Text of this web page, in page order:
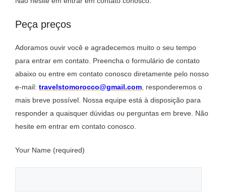
Peça preços
Adoramos ouvir você e agradecemos muito o seu tempo
para entrar em contato. Preencha o formulário de contato
abaixo ou entre em contato conosco diretamente pelo nosso
e-mail: travelstomorocco@gmail.com , responderemos o
mais breve possível. Nossa equipe está à disposição para
responder a quaisquer dúvidas ou perguntas em breve. Não
hesite em entrar em contato conosco.
Your Name (required)